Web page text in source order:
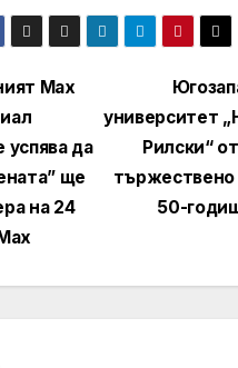
университет
Рилски“
тържествено
50-
Max
успява да
ще
на 24